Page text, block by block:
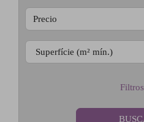
Precio
Filtros